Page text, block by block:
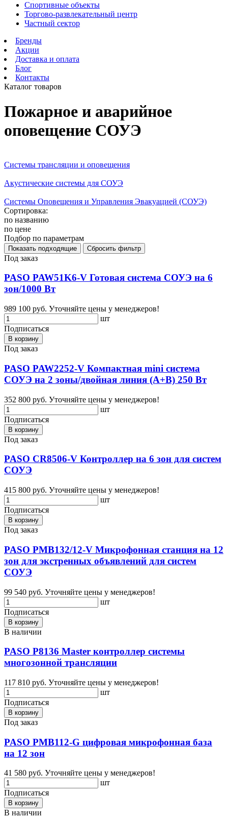
Спортивные объекты
Торгово-развлекательный центр
Частный сектор
Бренды
Акции
Доставка и оплата
Блог
Контакты
Каталог товаров
Пожарное и аварийное
оповещение СОУЭ
Cистемы трансляции и оповещения
Акустические системы для СОУЭ
Системы Оповещения и Управления Эвакуацией (СОУЭ)
Сортировка:
по названию
по цене
Подбор по параметрам
Под заказ
PASO PAW51K6-V Готовая система СОУЭ на 6
зон/1000 Вт
989 100 руб. Уточняйте цены у менеджеров!
шт
Подписаться
В корзину
Под заказ
PASO PAW2252-V Компактная mini система
СОУЭ на 2 зоны/двойная линия (А+В) 250 Вт
352 800 руб. Уточняйте цены у менеджеров!
шт
Подписаться
В корзину
Под заказ
PASO CR8506-V Контроллер на 6 зон для систем
СОУЭ
415 800 руб. Уточняйте цены у менеджеров!
шт
Подписаться
В корзину
Под заказ
PASO PMB132/12-V Микрофонная станция на 12
зон для экстренных объявлений для систем
СОУЭ
99 540 руб. Уточняйте цены у менеджеров!
шт
Подписаться
В корзину
В наличии
PASO P8136 Master контроллер системы
многозонной трансляции
117 810 руб. Уточняйте цены у менеджеров!
шт
Подписаться
В корзину
Под заказ
PASO PMB112-G цифровая микрофонная база
на 12 зон
41 580 руб. Уточняйте цены у менеджеров!
шт
Подписаться
В корзину
В наличии